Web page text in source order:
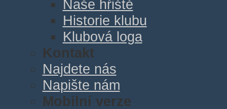
Naše hřiště
Historie klubu
Klubová loga
Kontakt
Najdete nás
Napište nám
Mobilní verze